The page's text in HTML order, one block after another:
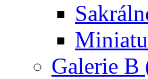
Galerie B